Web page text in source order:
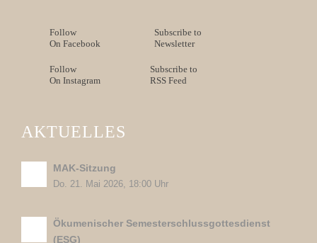
Follow
On Facebook
Subscribe to
Newsletter
Follow
On Instagram
Subscribe to
RSS Feed
AKTUELLES
MAK-Sitzung
Do. 21. Mai 2026, 18:00 Uhr
Ökumenischer Semesterschlussgottesdienst
(ESG)